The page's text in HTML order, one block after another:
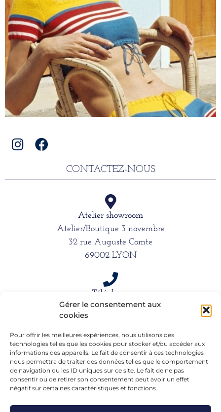
Gérer le consentement aux
cookies
Pour offrir les meilleures expériences, nous utilisons des
technologies telles que les cookies pour stocker et/ou accéder aux
informations des appareils. Le fait de consentir à ces technologies
nous permettra de traiter des données telles que le comportement
de navigation ou les ID uniques sur ce site. Le fait de ne pas
consentir ou de retirer son consentement peut avoir un effet
négatif sur certaines caractéristiques et fonctions.
CONTACTEZ-NOUS
Atelier showroom
Atelier/Boutique 3 novembre
32 rue Auguste Comte
69002 LYON
Téléphone
06 15 61 39 66
Mail
alexandra.dargentre@sfr.fr